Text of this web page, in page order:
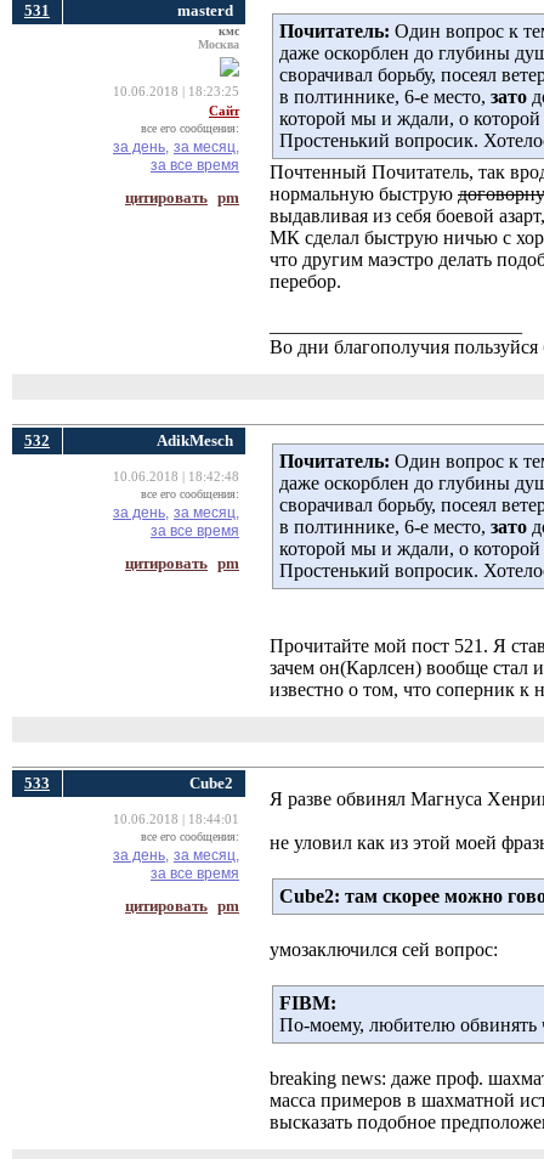
531 masterd
кмс
Москва
10.06.2018 | 18:23:25
Сайт
все его сообщения:
за день, за месяц,
за все время
цитировать pm
Почитатель: Один вопрос к
даже оскорблен до глубины
сворачивал борьбу, посеял
в полтиннике, 6-е место, зато
которой мы и ждали, о
Простенький вопросик.
Почтенный Почитатель, так
нормальную быструю
выдавливая из себя боевой
МК сделал быструю ничью с
что другим маэстро делать
перебор.
Во дни благополучия
532 AdikMesch
10.06.2018 | 18:42:48
все его сообщения:
за день, за месяц,
за все время
цитировать pm
Почитатель: Один вопрос к
даже оскорблен до глубины
сворачивал борьбу, посеял
в полтиннике, 6-е место, зато
которой мы и ждали, о
Простенький вопросик.
Прочитайте мой пост 521. Я
зачем он(Карлсен) вообще стал
известно о том, что соперник к
533 Cube2
10.06.2018 | 18:44:01
все его сообщения:
за день, за месяц,
за все время
цитировать pm
Я разве обвинял Магнуса
не уловил как из этой моей
Cube2: там скорее можно
умозаключился сей вопрос:
FIBM:
По-моему, любителю обвинять
breaking news: даже проф.
масса примеров в шахматной
высказать подобное